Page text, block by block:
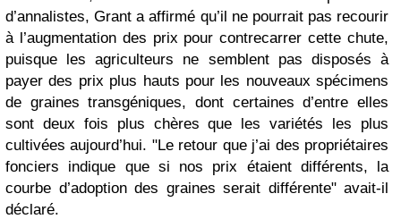
d’annalistes, Grant a affirmé qu’il ne pourrait pas recourir
à l’augmentation des prix pour contrecarrer cette chute,
puisque les agriculteurs ne semblent pas disposés à
payer des prix plus hauts pour les nouveaux spécimens
de graines transgéniques, dont certaines d’entre elles
sont deux fois plus chères que les variétés les plus
cultivées aujourd’hui. "Le retour que j’ai des propriétaires
fonciers indique que si nos prix étaient différents, la
courbe d’adoption des graines serait différente" avait-il
déclaré.